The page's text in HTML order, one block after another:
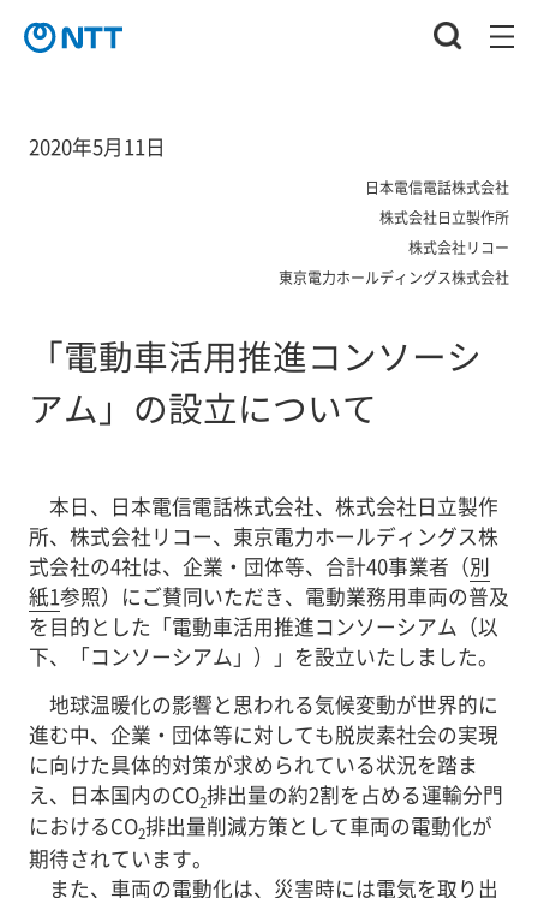
2020年5月11日
日本電信電話株式会社
株式会社日立製作所
株式会社リコー
東京電力ホールディングス株式会社
「電動車活用推進コンソーシ
アム」の設立について
本日、日本電信電話株式会社、株式会社日立製作
所、株式会社リコー、東京電力ホールディングス株
式会社の4社は、企業・団体等、合計40事業者（別
紙1参照）にご賛同いただき、電動業務用車両の普及
を目的とした「電動車活用推進コンソーシアム（以
下、「コンソーシアム」）」を設立いたしました。
地球温暖化の影響と思われる気候変動が世界的に
進む中、企業・団体等に対しても脱炭素社会の実現
に向けた具体的対策が求められている状況を踏ま
え、日本国内のCO2排出量の約2割を占める運輸分門
におけるCO2排出量削減方策として車両の電動化が
期待されています。
また、車両の電動化は、災害時には電気を取り出